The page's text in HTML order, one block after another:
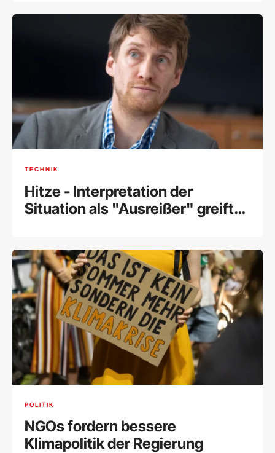
TECHNIK
Hitze - Interpretation der
Situation als "Ausreißer" greift
POLITIK
NGOs fordern bessere
Klimapolitik der Regierung